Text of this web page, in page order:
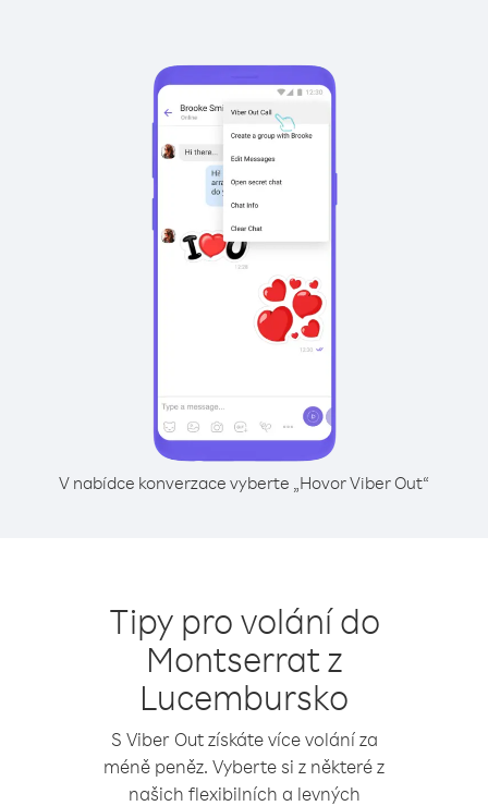
V nabídce konverzace vyberte „Hovor Viber Out“
Tipy pro volání do
Montserrat z
Lucembursko
S Viber Out získáte více volání za
méně peněz. Vyberte si z některé z
našich flexibilních a levných